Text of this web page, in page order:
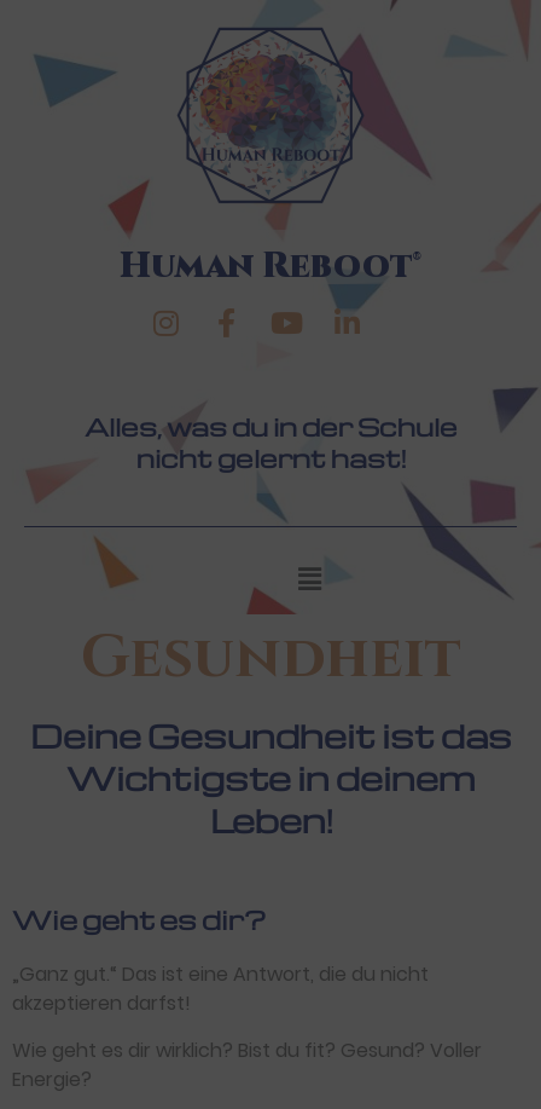
Human Reboot®
Alles, was du in der Schule
nicht gelernt hast!
Gesundheit
Deine Gesundheit ist das
Wichtigste in deinem
Leben!
Wie geht es dir?
„Ganz gut.“ Das ist eine Antwort, die du nicht
akzeptieren darfst!
Wie geht es dir wirklich? Bist du fit? Gesund? Voller
Energie?